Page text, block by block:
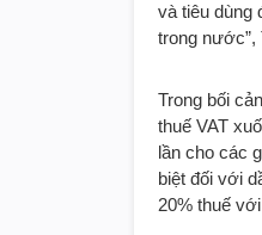
và tiêu dùng
trong nước”,
Trong bối
thuế VAT
lần cho các
biệt đối với
20% thuế